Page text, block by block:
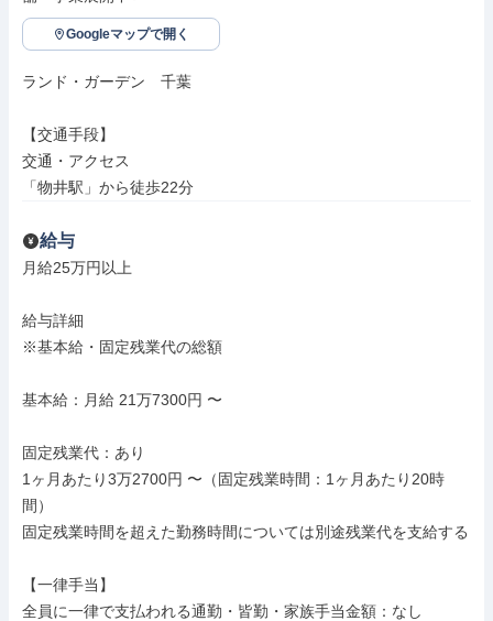
Googleマップで開く
ランド・ガーデン　千葉
【交通手段】
交通・アクセス
「物井駅」から徒歩22分
給与
月給25万円以上
給与詳細
※基本給・固定残業代の総額
基本給：月給 21万7300円 〜
固定残業代：あり
1ヶ月あたり3万2700円 〜（固定残業時間：1ヶ月あたり20時
間）
固定残業時間を超えた勤務時間については別途残業代を支給する
【一律手当】
全員に一律で支払われる通勤・皆勤・家族手当金額：なし